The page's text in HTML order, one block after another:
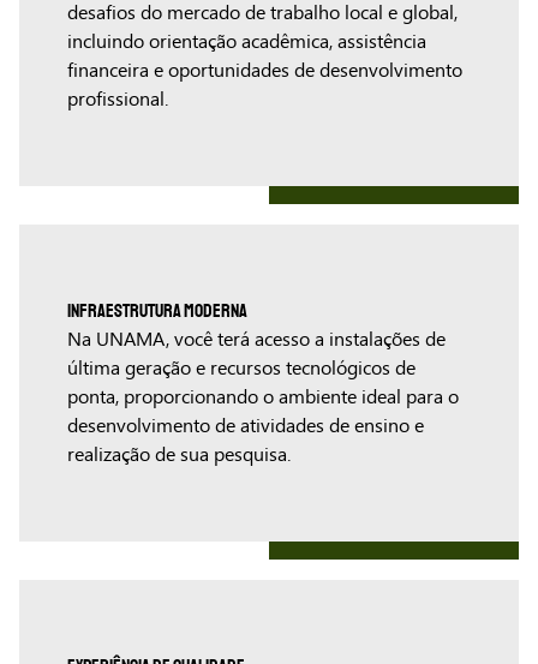
desafios do mercado de trabalho local e global,
incluindo orientação acadêmica, assistência
financeira e oportunidades de desenvolvimento
profissional.
Infraestrutura Moderna
Na UNAMA, você terá acesso a instalações de
última geração e recursos tecnológicos de
ponta, proporcionando o ambiente ideal para o
desenvolvimento de atividades de ensino e
realização de sua pesquisa.